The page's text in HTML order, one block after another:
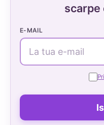
scarpe
E-MAIL